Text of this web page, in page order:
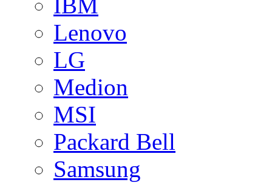
Lenovo
LG
Medion
MSI
Packard Bell
Samsung